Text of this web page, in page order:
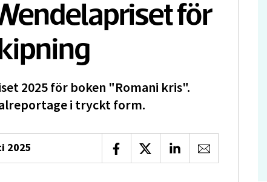
för
2025 för boken "Romani kris".
i tryckt form.
2025 Dela på Facebook
Dela på XDela på LinkedIn
Dela via e-post